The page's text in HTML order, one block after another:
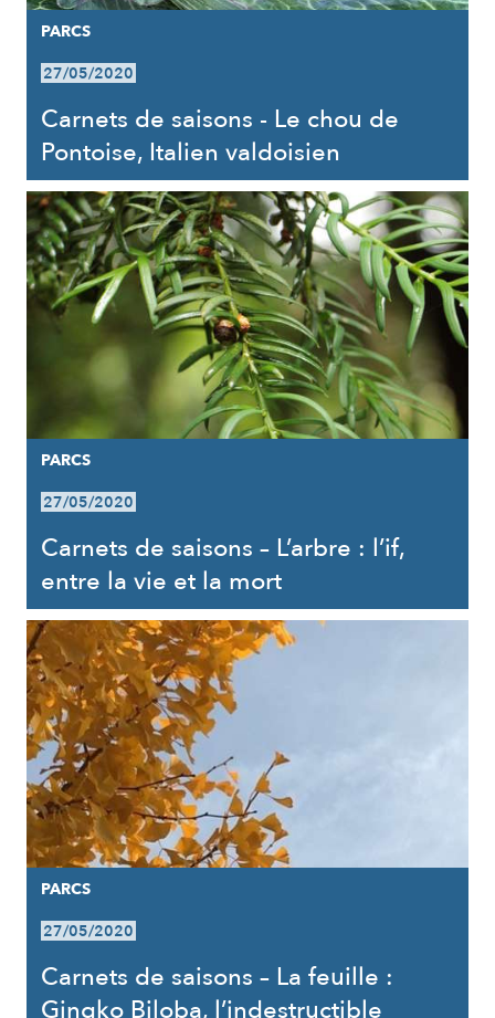
PARCS
27/05/2020
Carnets de saisons - Le chou de
Pontoise, Italien valdoisien
PARCS
27/05/2020
Carnets de saisons – L’arbre : l’if,
entre la vie et la mort
PARCS
27/05/2020
Carnets de saisons – La feuille :
Gingko Biloba, l’indestructible